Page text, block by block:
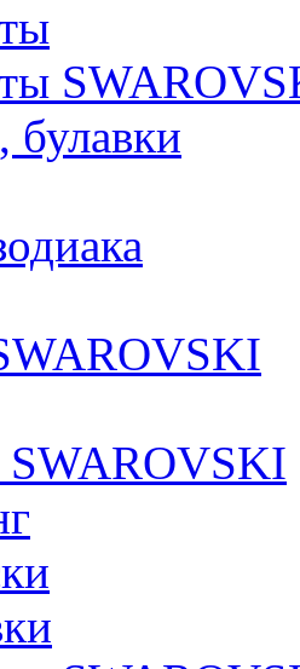
SWAROVSKI